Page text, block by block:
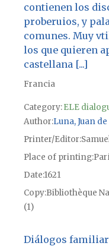
contienen los
proberuios, y
comunes. Muy
los que quieren
castellana [...]
Francia
Category:ELE
Author Luna, Juan de
Printer/Editor
Place of printing
Date1621
CopyBibliothèque
(1)
Diálogos